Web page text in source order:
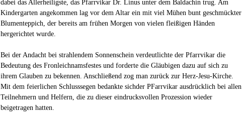
dabei das Allerheiligste, das Pfarrvikar Dr. Linus unter dem Baldachin trug. Am
Kindergarten angekommen lag vor dem Altar ein mit viel Mühen bunt geschmückter
Blumenteppich, der bereits am frühen Morgen von vielen fleißigen Händen
hergerichtet wurde.
Bei der Andacht bei strahlendem Sonnenschein verdeutlichte der Pfarrvikar die
Bedeutung des Fronleichnamsfestes und forderte die Gläubigen dazu auf sich zu
ihrem Glauben zu bekennen. Anschließend zog man zurück zur Herz-Jesu-Kirche.
Mit dem feierlichen Schlusssegen bedankte sichder PFarrvikar ausdrücklich bei allen
Teilnehmern und Helfern, die zu dieser eindrucksvollen Prozession wieder
beigetragen hatten.